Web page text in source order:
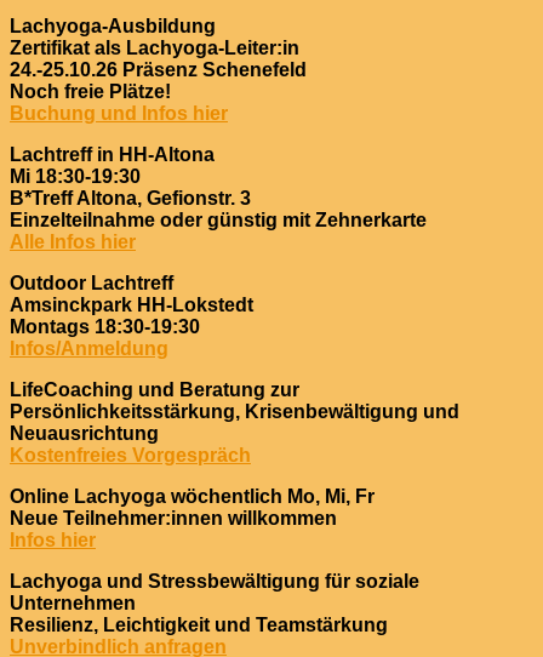
Lachyoga-Ausbildung
Zertifikat als Lachyoga-Leiter:in
24.-25.10.26 Präsenz Schenefeld
Noch freie Plätze!
Buchung und Infos hier
Lachtreff in HH-Altona
Mi 18:30-19:30
B*Treff Altona, Gefionstr. 3
Einzelteilnahme oder günstig mit Zehnerkarte
Alle Infos hier
Outdoor Lachtreff
Amsinckpark HH-Lokstedt
Montags 18:30-19:30
Infos/Anmeldung
LifeCoaching und Beratung zur
Persönlichkeitsstärkung, Krisenbewältigung und
Neuausrichtung
Kostenfreies Vorgespräch
Online Lachyoga wöchentlich Mo, Mi, Fr
Neue Teilnehmer:innen willkommen
Infos hier
Lachyoga und Stressbewältigung für soziale
Unternehmen
Resilienz, Leichtigkeit und Teamstärkung
Unverbindlich anfragen